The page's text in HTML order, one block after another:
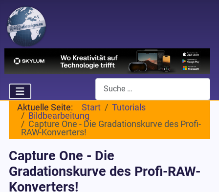
Suchen
Aktuelle Seite: Start
Tutorials
Bildbearbeitung
Capture One - Die Gradationskurve des Profi-
RAW-Konverters!
Capture One - Die
Gradationskurve des Profi-RAW-
Konverters!